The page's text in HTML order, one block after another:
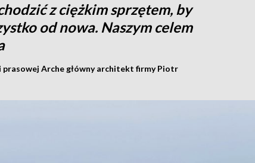
z ciężkim sprzętem, by
od nowa. Naszym celem
Arche główny architekt firmy Piotr